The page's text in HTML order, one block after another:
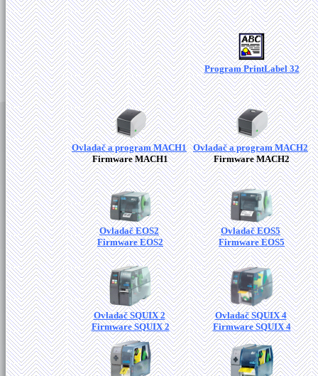
Program PrintLabel 32
Ovladač a program MACH1
Firmware MACH1
Ovladač a program MACH2
Firmware MACH2
Ovladač EOS2
Firmware EOS2
Ovladač EOS5
Firmware EOS5
Ovladač SQUIX 2
Firmware SQUIX 2
Ovladač SQUIX 4
Firmware SQUIX 4